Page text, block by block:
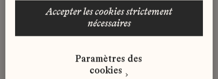
Vous n'avez pas trouvé d'offre
qui correspond à votre profil ?
Envoyez-nous votre candidature
accepter les cookies strictement
nécessaires
Paramètres des
cookies